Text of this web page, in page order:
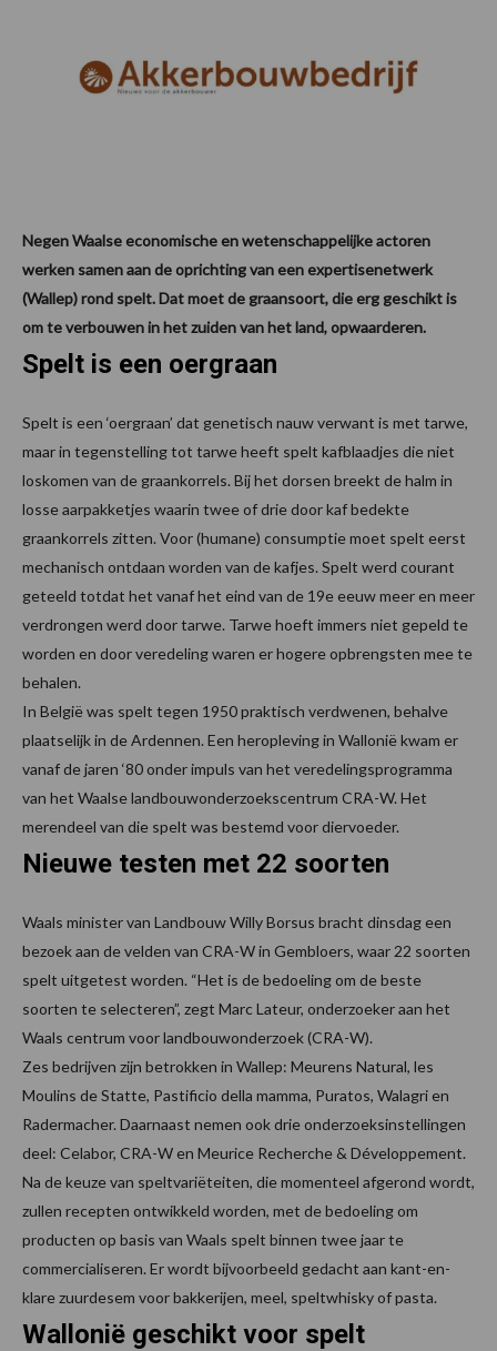
Negen Waalse economische en wetenschappelijke actoren
werken samen aan de oprichting van een expertisenetwerk
(Wallep) rond spelt. Dat moet de graansoort, die erg geschikt is
om te verbouwen in het zuiden van het land, opwaarderen.
Spelt is een oergraan
Spelt is een ‘oergraan’ dat genetisch nauw verwant is met tarwe,
maar in tegenstelling tot tarwe heeft spelt kafblaadjes die niet
loskomen van de graankorrels. Bij het dorsen breekt de halm in
losse aarpakketjes waarin twee of drie door kaf bedekte
graankorrels zitten. Voor (humane) consumptie moet spelt eerst
mechanisch ontdaan worden van de kafjes. Spelt werd courant
geteeld totdat het vanaf het eind van de 19e eeuw meer en meer
verdrongen werd door tarwe. Tarwe hoeft immers niet gepeld te
worden en door veredeling waren er hogere opbrengsten mee te
behalen.
In België was spelt tegen 1950 praktisch verdwenen, behalve
plaatselijk in de Ardennen. Een heropleving in Wallonië kwam er
vanaf de jaren ‘80 onder impuls van het veredelingsprogramma
van het Waalse landbouwonderzoekscentrum CRA-W. Het
merendeel van die spelt was bestemd voor diervoeder.
Nieuwe testen met 22 soorten
Waals minister van Landbouw Willy Borsus bracht dinsdag een
bezoek aan de velden van CRA-W in Gembloers, waar 22 soorten
spelt uitgetest worden. “Het is de bedoeling om de beste
soorten te selecteren”, zegt Marc Lateur, onderzoeker aan het
Waals centrum voor landbouwonderzoek (CRA-W).
Zes bedrijven zijn betrokken in Wallep: Meurens Natural, les
Moulins de Statte, Pastificio della mamma, Puratos, Walagri en
Radermacher. Daarnaast nemen ook drie onderzoeksinstellingen
deel: Celabor, CRA-W en Meurice Recherche & Développement.
Na de keuze van speltvariëteiten, die momenteel afgerond wordt,
zullen recepten ontwikkeld worden, met de bedoeling om
producten op basis van Waals spelt binnen twee jaar te
commercialiseren. Er wordt bijvoorbeeld gedacht aan kant-en-
klare zuurdesem voor bakkerijen, meel, speltwhisky of pasta.
Wallonië geschikt voor spelt